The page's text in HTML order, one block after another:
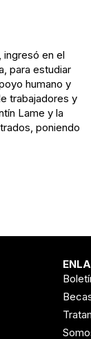
ingresó en el
para estudiar
humano y
trabajadores y
Lame y la
poniendo